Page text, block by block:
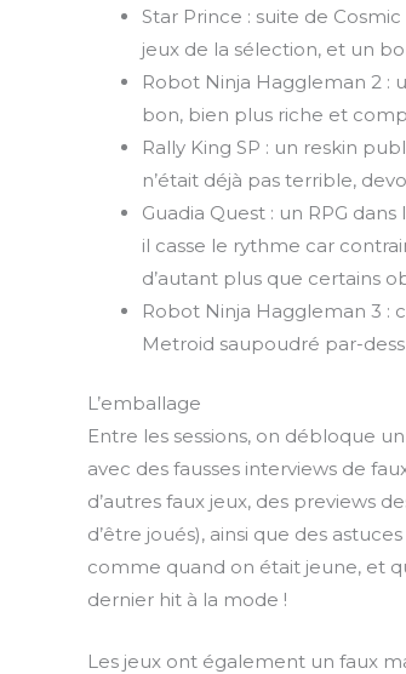
Star Prince : suite de
jeux de la sélection, et un
Robot Ninja Haggleman 2 :
bon, bien plus riche et
Rally King SP : un reskin
n’était déjà pas terrible,
Guadia Quest : un RPG
il casse le rythme car
d’autant plus que certains
Robot Ninja Haggleman 3 :
Metroid saupoudré par-
L’emballage
Entre les sessions, on débloque
avec des fausses interviews de
d’autres faux jeux, des previews
d’être joués), ainsi que des
comme quand on était jeune, et
dernier hit à la mode !
Les jeux ont également un faux